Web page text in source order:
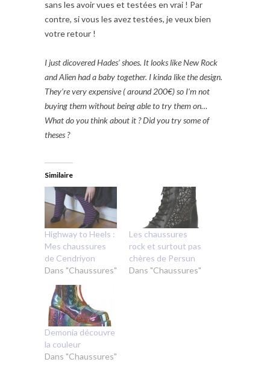
sans les avoir vues et testées en vrai ! Par
contre, si vous les avez testées, je veux bien
votre retour !
I just dicovered Hades’ shoes. It looks like New Rock
and Alien had a baby together. I kinda like the design.
They’re very expensive ( around 200€) so I’m not
buying them without being able to try them on…
What do you think about it ? Did you try some of
theses ?
Similaire
Highway to Heels :
Mes chaussures
de Cendriyon
Dans "Chaussures"
Les chaussures
rock et surtout pas
chères de Persun
Dans "Chaussures"
Demonia découvre
la couleur
Dans "Chaussures"